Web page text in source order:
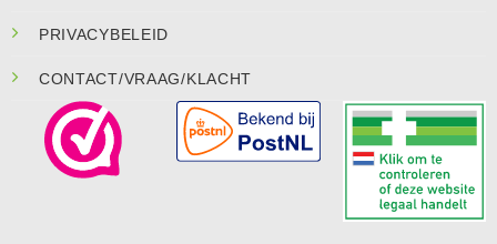
PRIVACYBELEID
CONTACT/VRAAG/KLACHT